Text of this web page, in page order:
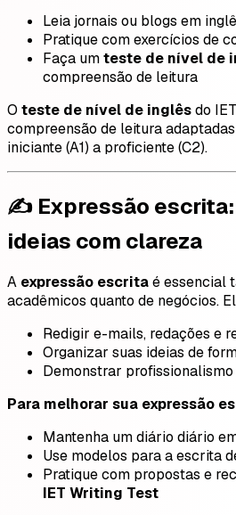
Leia jornais ou blogs em
Pratique com exercícios de
Faça umteste de nível de
compreensão de leitura
O teste de nível de inglêsdo
compreensão de leitura
iniciante (A1) a proficiente (C2).
✍️ Expressão
ideias com clareza
A expressão escritaé essencial
acadêmicos quanto de negócios.
Redigir e-mails, redações e
Organizar suas ideias de
Demonstrar
Para melhorar sua expressão
Mantenha um diário diário
Use modelos para a escrita
Pratique com propostas e
IET Writing Test